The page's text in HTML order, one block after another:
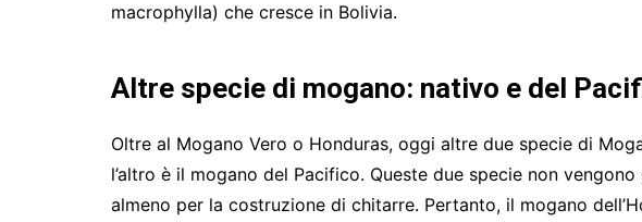
macrophylla) che cresce in Bolivia.
Altre specie di mogano: nativo e del
Oltre al Mogano Vero o Honduras, oggi altre due specie di
l’altro è il mogano del Pacifico. Queste due specie non
almeno per la costruzione di chitarre. Pertanto, il mogano